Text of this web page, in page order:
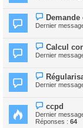
Dernier
Calcul
Dernier
Dernier
ccpd
Dernier
Réponses : 64